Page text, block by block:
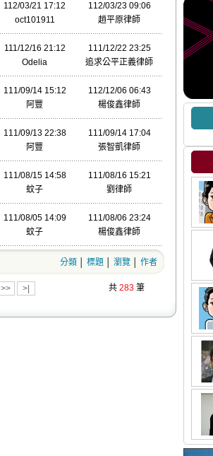
112/03/21 17:12
oct101911
112/03/23 09:06
趙平原律師
111/12/16 21:12
Odelia
111/12/22 23:25
追求公平正義律師
111/09/14 15:12
阿豐
112/12/06 06:43
楊俊鑫律師
111/09/13 22:38
阿豐
111/09/14 17:04
張智凱律師
111/08/15 14:58
蚊子
111/08/16 15:21
劉律師
111/08/05 14:09
蚊子
111/08/06 23:24
楊俊鑫律師
分類 標題 瀏覽 作者
>> >| 共 283筆